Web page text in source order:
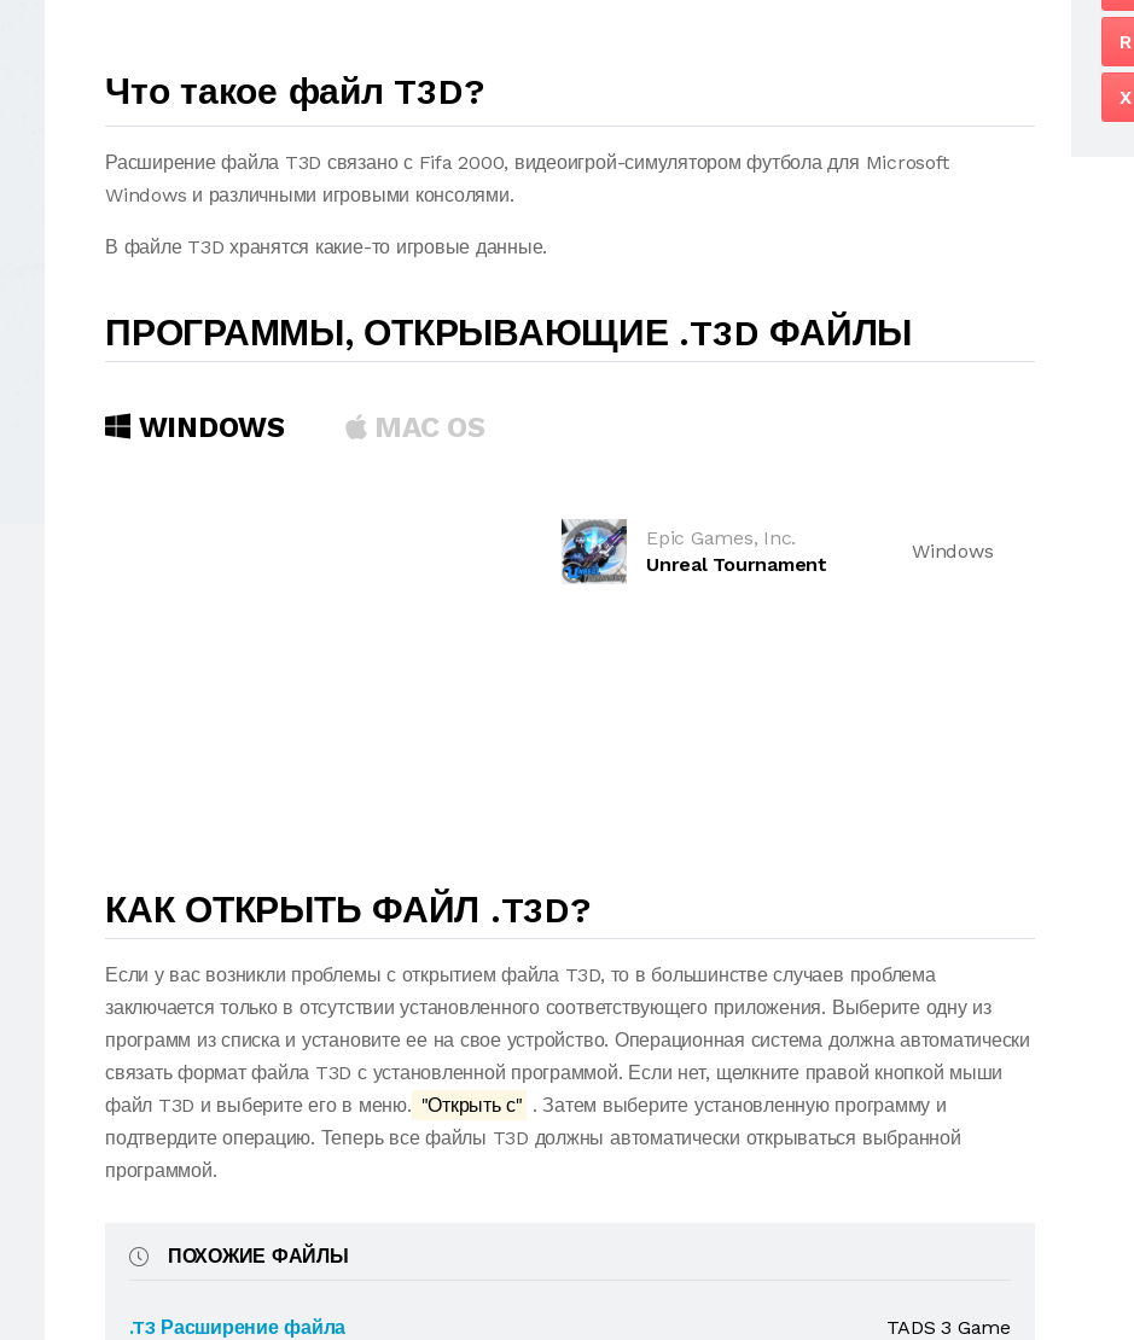
Что такое файл T3D?
Расширение файла T3D связано с Fifa 2000, видеоигрой-симулятором футбола для Microsoft
Windows и различными игровыми консолями.
В файле T3D хранятся какие-то игровые данные.
ПРОГРАММЫ, ОТКРЫВАЮЩИЕ .T3D ФАЙЛЫ
WINDOWS MAC OS
Epic Games, Inc.
Unreal Tournament
Windows
КАК ОТКРЫТЬ ФАЙЛ .T3D?
Если у вас возникли проблемы с открытием файла T3D, то в большинстве случаев проблема
заключается только в отсутствии установленного соответствующего приложения. Выберите одну из
программ из списка и установите ее на свое устройство. Операционная система должна автоматически
связать формат файла T3D с установленной программой. Если нет, щелкните правой кнопкой мыши
файл T3D и выберите его в меню. "Открыть с" . Затем выберите установленную программу и
подтвердите операцию. Теперь все файлы T3D должны автоматически открываться выбранной
программой.
ПОХОЖИЕ ФАЙЛЫ
.T3 Расширение файла
TADS 3 Game
R
X